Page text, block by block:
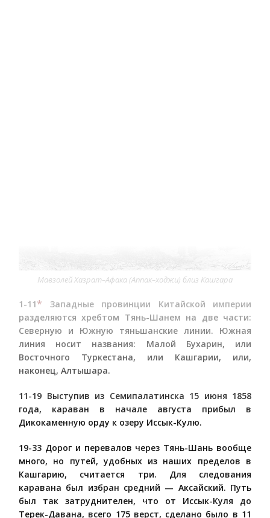
Мавзолей Хазрат–Афака (Аппак–ходжи) близ Кашгара
1-11* Западные провинции Китайской империи
разделяются хребтом Тянь-Шанем на две части:
Северную и Южную тяньшанские линии. Южная
линия носит названия: Малой Бухарин, или
Восточного Туркестана, или Кашгарии, или,
наконец, Алтышара.
11-19 Выступив из Семипалатинска 15 июня 1858
года, караван в начале августа прибыл в
Дикокаменную орду к озеру Иссык-Кулю.
19-33 Дорог и перевалов через Тянь-Шань вообще
много, но путей, удобных из наших пределов в
Кашгарию, считается три. Для следования
каравана был избран средний — Аксайский. Путь
был так затруднителен, что от Иссык-Куля до
Терек-Давана, всего 175 верст, сделано было в 11